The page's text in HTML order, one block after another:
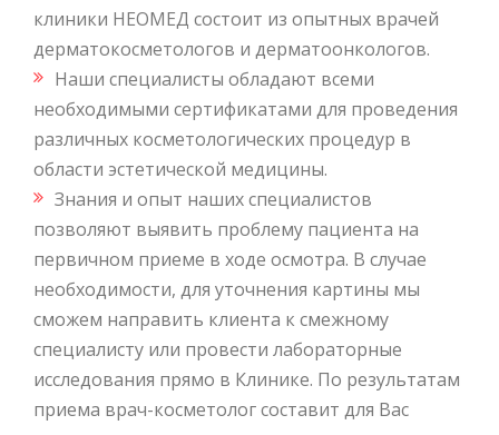
клиники НЕОМЕД состоит из опытных врачей
дерматокосметологов и дерматоонкологов.
Наши специалисты обладают всеми
необходимыми сертификатами для проведения
различных косметологических процедур в
области эстетической медицины.
Знания и опыт наших специалистов
позволяют выявить проблему пациента на
первичном приеме в ходе осмотра. В случае
необходимости, для уточнения картины мы
сможем направить клиента к смежному
специалисту или провести лабораторные
исследования прямо в Клинике. По результатам
приема врач-косметолог составит для Вас